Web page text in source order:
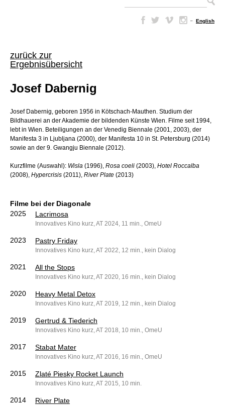
– English
zurück zur
Ergebnisübersicht
Josef Dabernig
Josef Dabernig, geboren 1956 in Kötschach-Mauthen. Studium der
Bildhauerei an der Akademie der bildenden Künste Wien. Filme seit 1994,
lebt in Wien. Beteiligungen an der Venedig Biennale (2001, 2003), der
Manifesta 3 in Ljubljana (2000), der Manifesta 10 in St. Petersburg (2014)
sowie an der 9. Gwangju Biennale (2012).
Kurzfilme (Auswahl): Wisla (1996), Rosa coeli (2003), Hotel Roccalba
(2008), Hypercrisis (2011), River Plate (2013)
Filme bei der Diagonale
2025
Lacrimosa
Innovatives Kino kurz, AT 2024, 11 min., OmeU
2023 Pastry Friday
Innovatives Kino kurz, AT 2022, 12 min., kein Dialog
2021 All the Stops
Innovatives Kino kurz, AT 2020, 16 min., kein Dialog
2020 Heavy Metal Detox
Innovatives Kino kurz, AT 2019, 12 min., kein Dialog
2019 Gertrud & Tiederich
Innovatives Kino kurz, AT 2018, 10 min., OmeU
2017 Stabat Mater
Innovatives Kino kurz, AT 2016, 16 min., OmeU
2015 Zlaté Piesky Rocket Launch
Innovatives Kino kurz, AT 2015, 10 min.
2014 River Plate